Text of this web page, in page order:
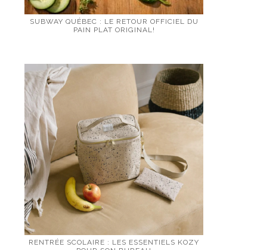
SUBWAY QUÉBEC : LE RETOUR OFFICIEL DU
PAIN PLAT ORIGINAL!
RENTRÉE SCOLAIRE : LES ESSENTIELS KOZY